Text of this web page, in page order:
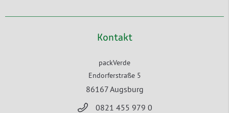
Kontakt
packVerde
Endorferstraße 5
86167 Augsburg
0821 455 979 0